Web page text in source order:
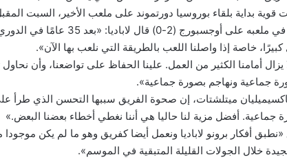
وبعد فوز فريقه في ملعبه على
خاصة إذا واصلنا اللعب بالطريقة التي نلعب بها الآن».
أمامنا الكثير من العمل. علينا الحفاظ على تواضعنا، وأن
جماعية ونهاجم بصورة جماعية».
ميتلشتات، إن صحوة الفريق سببها التحسن الذي طرأ
جماعية. أفضل مزية لنا حاليا هي أننا نغطي أخطاء بعضنا البعض.»
أفكار برونو لاباديا ونعمل أيضا كفريق وهو ما لم يكن
خلال الجولات القليلة المتبقية في الموسم».